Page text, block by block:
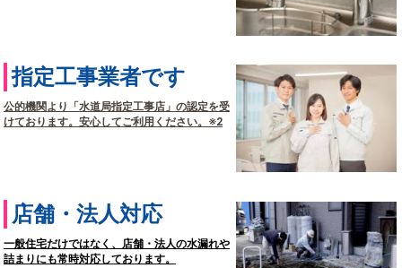
指定工事業者です
公的機関より「水道局指定工事店」の認定を受
けております。安心してご利用ください。※2
店舗・法人対応
一般住宅だけではなく、店舗・法人の水漏れや
詰まりにも常時対応しております。